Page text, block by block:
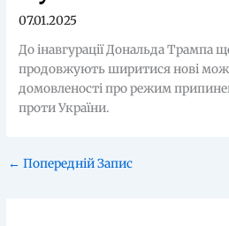
07.01.2025
До інавгурації Дональда Трампа
продовжують ширитися нові
домовленості про режим
проти України.
← Попередній Запис